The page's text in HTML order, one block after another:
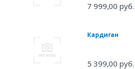
7 999,00 руб.
Кардиган
5 399,00 руб.